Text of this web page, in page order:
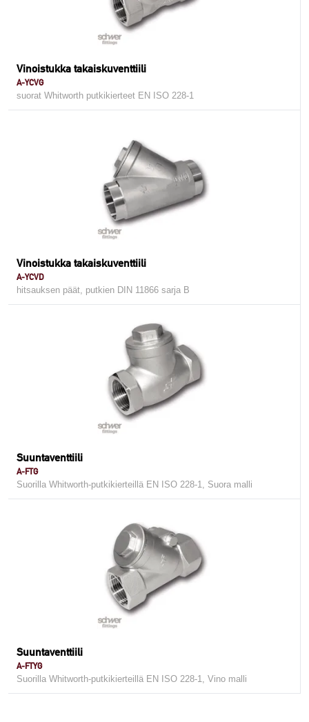
Vinoistukka takaiskuventtiili
A-YCVG
suorat Whitworth putkikierteet EN ISO 228-1
Vinoistukka takaiskuventtiili
A-YCVD
hitsauksen päät, putkien DIN 11866 sarja B
Suuntaventtiili
A-FTG
Suorilla Whitworth-putkikierteillä EN ISO 228-1, Suora malli
Suuntaventtiili
A-FTYG
Suorilla Whitworth-putkikierteillä EN ISO 228-1, Vino malli